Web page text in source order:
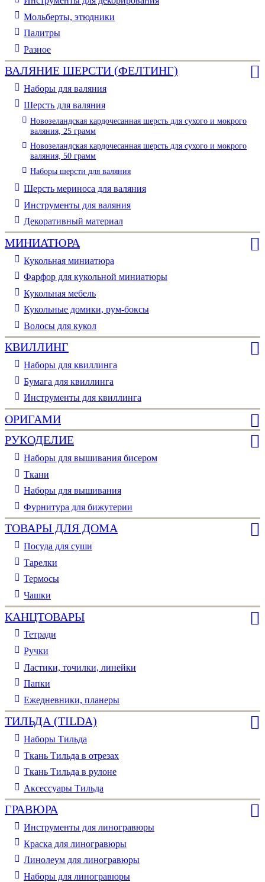
Мольберты, этюдники
Палитры
Разное
ВАЛЯНИЕ ШЕРСТИ (ФЕЛТИНГ)
Наборы для валяния
Шерсть для валяния
Новозеландская кардочесанная шерсть для сухого и мокрого
валяния, 25 грамм
Новозеландская кардочесанная шерсть для сухого и мокрого
валяния, 50 грамм
Наборы шерсти для валяния
Шерсть мериноса для валяния
Инструменты для валяния
Декоративный материал
МИНИАТЮРА
Кукольная миниатюра
Фарфор для кукольной миниатюры
Кукольная мебель
Кукольные домики, рум-боксы
Волосы для кукол
КВИЛЛИНГ
Наборы для квиллинга
Бумага для квиллинга
Инструменты для квиллинга
ОРИГАМИ
РУКОДЕЛИЕ
Наборы для вышивания бисером
Ткани
Наборы для вышивания
Фурнитура для бижутерии
ТОВАРЫ ДЛЯ ДОМА
Посуда для суши
Тарелки
Термосы
Чашки
КАНЦТОВАРЫ
Тетради
Ручки
Ластики, точилки, линейки
Папки
Ежедневники, планеры
ТИЛЬДА (TILDA)
Наборы Тильда
Ткань Тильда в отрезах
Ткань Тильда в рулоне
Аксессуары Тильда
ГРАВЮРА
Инструменты для линогравюры
Краска для линогравюры
Линолеум для линогравюры
Наборы для линогравюры